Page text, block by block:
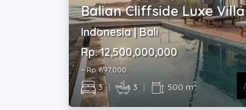
Balian Cliffside Luxe Villa
Indonesia | Bali
Rp. 12,500,000,000
~ Rp. 697,000
3 | 3 | 500 m2